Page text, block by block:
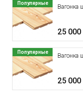
Популярные
Вагонка
25
Популярные
Вагонка
25